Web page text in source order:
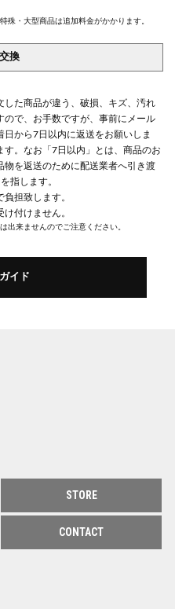
殊・大型商品は追加料金がかかります。
換
た商品が違う、破損、キズ、汚れ
で、お手数ですが、事前にメール
から7日以内に返送をお願いしま
。なお「7日以内」とは、商品のお
物を返送のために配送業者へ引き渡
指します。
担致します。
付けません。
出来ませんのでご注意ください。
イド
STORE
CONTACT